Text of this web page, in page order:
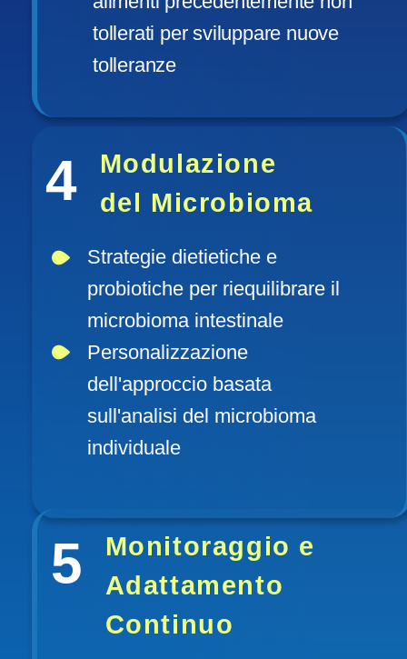
tollerati per sviluppare nuove
tolleranze
4
Modulazione
del Microbioma
Strategie dietietiche e
probiotiche per riequilibrare il
microbioma intestinale
Personalizzazione
dell'approccio basata
sull'analisi del microbioma
individuale
5
Monitoraggio e
Adattamento
Continuo